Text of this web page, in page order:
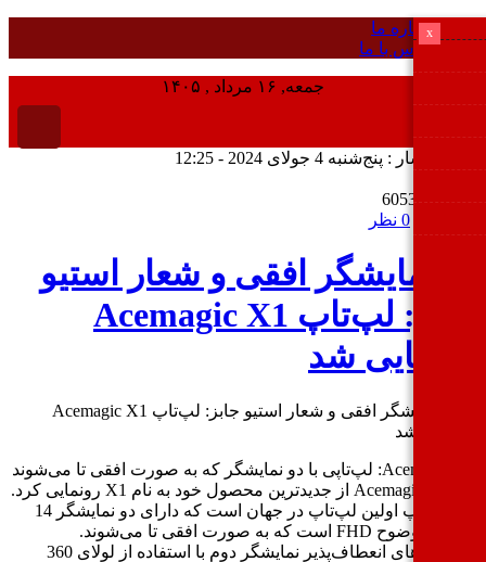
درباره ما
تماس با ما
جمعه, ۱۶ مرداد , ۱۴۰۵
: پنج‌شنبه 4 جولای 2024 - 12:25
نمایشگر افقی و شعار استیو
جابز: لپ‌تاپ Acemagic X1
شد
Acemagic X1: لپ‌تاپی با دو نمایشگر که به صورت افقی تا می‌شوند
شرکت Acemagic از جدیدترین محصول خود به نام X1 رونمایی کرد.
این لپ‌تاپ اولین لپ‌تاپ در جهان است که دارای دو نمایشگر 14
اینچی با وضوح FHD است که به صورت افقی تا می‌شوند.
انعطاف‌پذیر نمایشگر دوم با استفاده از لولای 360